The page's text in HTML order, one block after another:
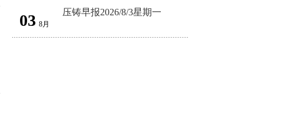
03 8月
压铸早报2026/8/3星期一